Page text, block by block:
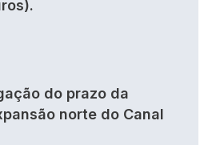
do prazo da
norte do Canal